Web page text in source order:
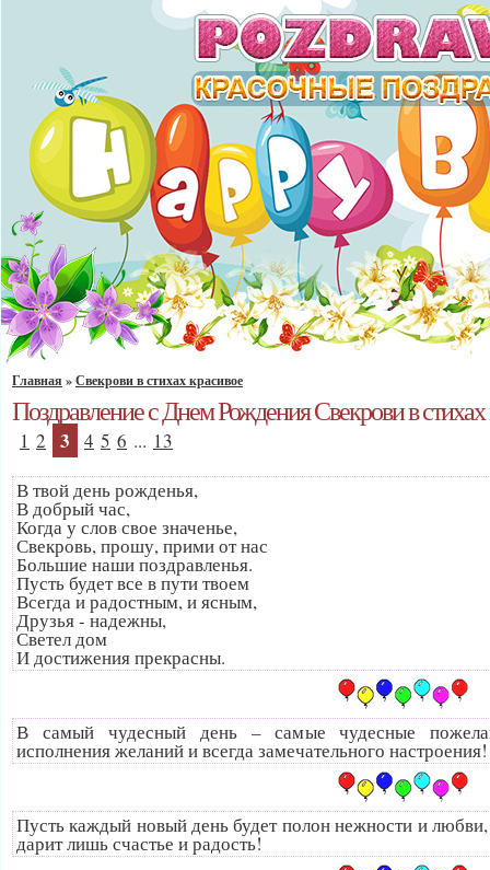
Главная »Свекрови в стихах красивое
Поздравление с Днем Рождения Свекрови в стихах
1 2 3 4 5 6 ... 13
В твой день рожденья,
В добрый час,
Когда у слов свое значенье,
Свекровь, прошу, прими от нас
Большие наши поздравленья.
Пусть будет все в пути твоем
Всегда и радостным, и ясным,
Друзья - надежны,
Светел дом
И достижения прекрасны.
В самый чудесный день – самые чудесные
исполнения желаний и всегда замечательного настроения!
Пусть каждый новый день будет полон нежности и
дарит лишь счастье и радость!